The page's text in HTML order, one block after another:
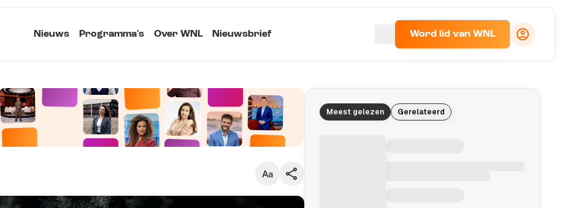
Nieuws Programma's Over WNL Nieuwsbrief Word lid van WNL
Meest gelezen Gerelateerd